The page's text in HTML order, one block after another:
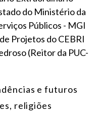
do Ministério da
Públicos - MGI
Projetos do CEBRI
(Reitor da PUC-
e futuros
religiões